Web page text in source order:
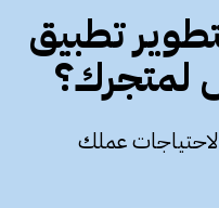
تطبيق
لاحتياجات عملك